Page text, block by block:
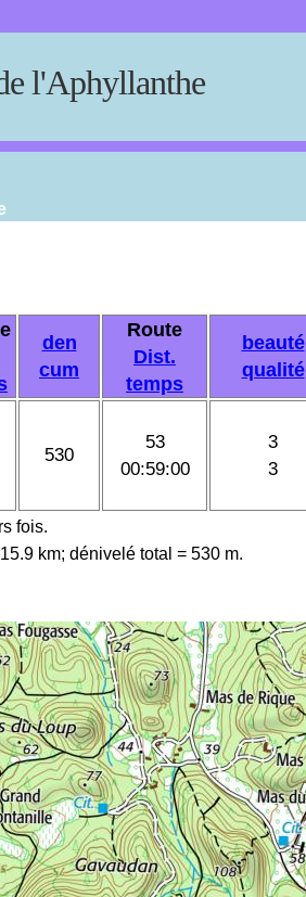
l'Aphyllanthe
den
cum
Route
Dist.
temps
beauté
qualité
530
53
00:59:00
3
3
fois.
km; dénivelé total = 530 m.